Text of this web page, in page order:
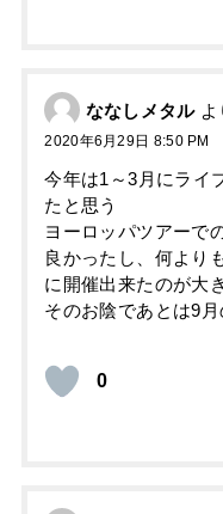
ななしメタル よ
2020年6月29日 8:50 PM
今年は1～3月にライ
たと思う
ヨーロッパツアーで
良かったし、何より
に開催出来たのが大
そのお陰であとは9
0